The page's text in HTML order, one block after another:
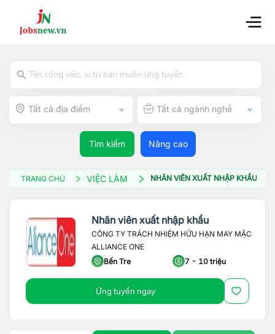
Tất cả địa điểm Tất cả ngành nghề
Tìm kiếm Nâng cao
TRANG CHỦ VIỆC LÀM NHÂN VIÊN XUẤT NHẬP KHẨU
Nhân viên xuất nhập khẩu
CÔNG TY TRÁCH NHIỆM HỮU HẠN MAY MẶC
ALLIANCE ONE
Bến Tre
7 - 10 triệu
Ứng tuyển ngay